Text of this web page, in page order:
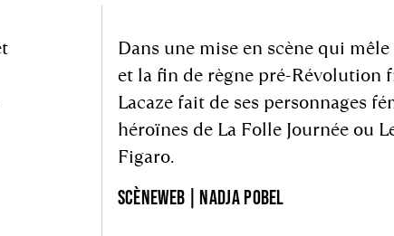
Dans une mise en scène qui
et la fin de règne pré-Révolution
Lacaze fait de ses personnages
héroïnes de La Folle Journée ou
Figaro.
SCÈNEWEB | NADJA POBEL